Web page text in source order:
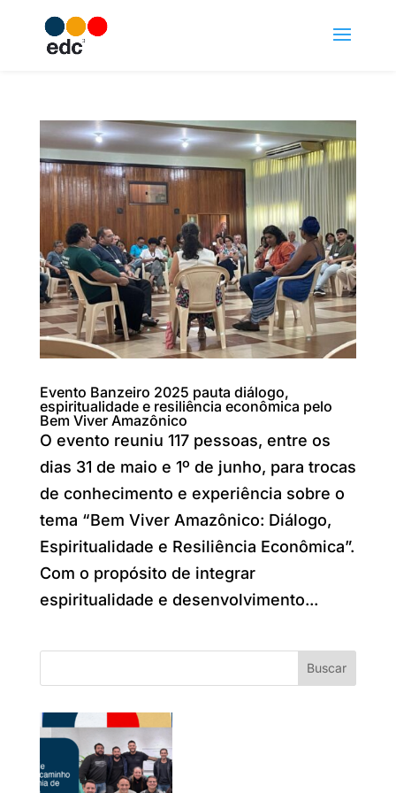
Evento Banzeiro 2025 pauta diálogo,
espiritualidade e resiliência econômica pelo
Bem Viver Amazônico
O evento reuniu 117 pessoas, entre os
dias 31 de maio e 1º de junho, para trocas
de conhecimento e experiência sobre o
tema “Bem Viver Amazônico: Diálogo,
Espiritualidade e Resiliência Econômica”.
Com o propósito de integrar
espiritualidade e desenvolvimento...
Buscar